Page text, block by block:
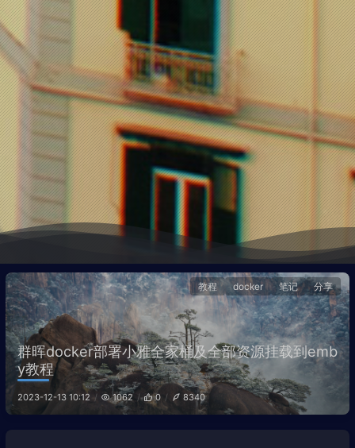
教程 docker 笔记 分享
群晖docker部署小雅全家桶及全部资源挂载到emb
y教程
2023-12-13 10:12 1062 0 8340